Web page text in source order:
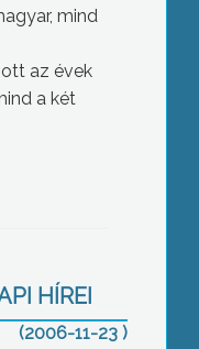
mind
az évek
a két
HÍREI
(2006-11-23 )